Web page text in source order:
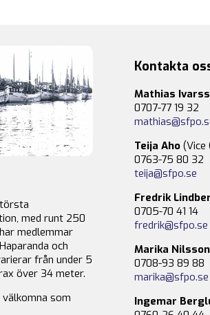
med runt 250
medlemmar
och
från under 5
över 34 meter.
som
Kontakta
Mathias
0707-77 19 32
Teija Aho (Vice
0763-75 80 32
teija@sfpo.se
Fredrik
0705-70 41 14
fredrik@sfpo.se
Marika Nilsson
0708-93 89 88
marika@sfpo.se
Ingemar